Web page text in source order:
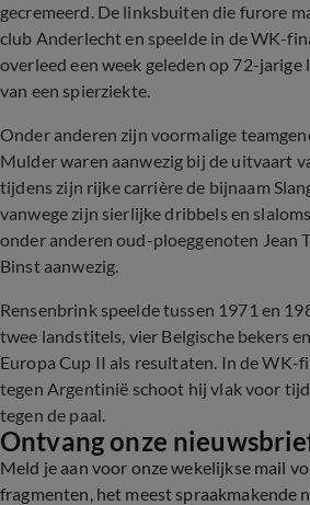
gecremeerd. De linksbuiten die furore
club Anderlecht en speelde in de WK-
overleed een week geleden op 72-jarige
van een spierziekte.
Onder anderen zijn voormalige
Mulder waren aanwezig bij de uitvaart
tijdens zijn rijke carrière de bijnaam
vanwege zijn sierlijke dribbels en
onder anderen oud-ploeggenoten Jean
Binst aanwezig.
Rensenbrink speelde tussen 1971 en
twee landstitels, vier Belgische bekers
Europa Cup II als resultaten. In de WK-
tegen Argentinië schoot hij vlak voor
tegen de paal.
Ontvang onze
Meld je aan voor onze wekelijkse mail
fragmenten, het meest spraakmakende